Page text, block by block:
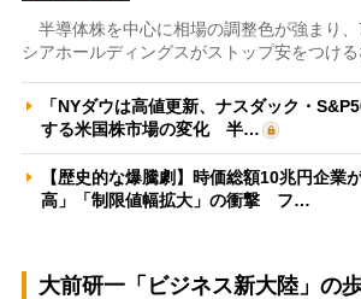
半導体株を中心に相場の調整色が強まり
シアホールディングスがストップ安をつける
「NYダウは高値更新、ナスダック・
する米国株市場の変化 半…
【歴史的な爆騰劇】時価総額10兆円企業
高」「制限値幅拡大」の衝撃 フ…
大前研一「ビジネス新大陸」の